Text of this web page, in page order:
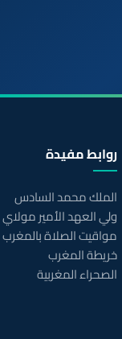
روابط مفيدة
الملك محمد السادس
ولي العهد الأمير
مواقيت الصلاة بالمغرب
خريطة المغرب
الصحراء المغربية